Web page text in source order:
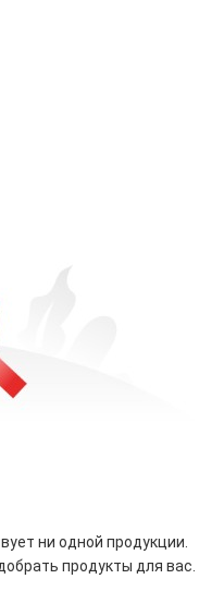
ни одной продукции.
продукты для вас.